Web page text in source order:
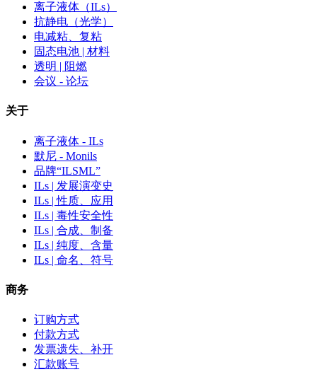
离子液体（ILs）
抗静电（光学）
电减粘、复粘
固态电池 | 材料
透明 | 阻燃
会议 - 论坛
关于
离子液体 - ILs
默尼 - Monils
品牌“ILSML”
ILs | 发展演变史
ILs | 性质、应用
ILs | 毒性安全性
ILs | 合成、制备
ILs | 纯度、含量
ILs | 命名、符号
商务
订购方式
付款方式
发票遗失、补开
汇款账号